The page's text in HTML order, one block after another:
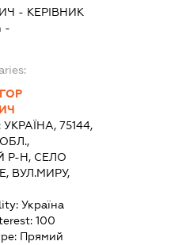
- КЕРІВНИК
-
УКРАЇНА, 75144,
Р-Н, СЕЛО
ВУЛ.МИРУ,
Україна
100
Прямий